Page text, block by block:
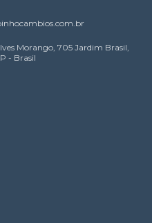
Morango, 705 Jardim Brasil,
- Brasil